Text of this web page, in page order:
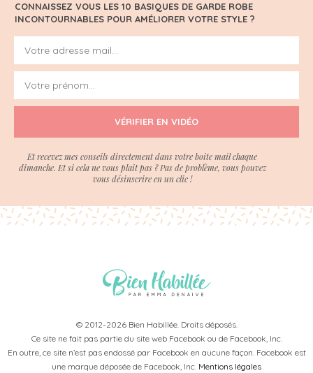
CONNAISSEZ VOUS LES 10 BASIQUES DE GARDE ROBE
INCONTOURNABLES POUR AMÉLIORER VOTRE STYLE ?
VÉRIFIER EN VIDÉO
Et recevez mes conseils directement dans votre boite mail chaque
dimanche. Et si cela ne vous plait pas ? Pas de problème, vous pouvez
vous désinscrire en un clic !
© 2012-2026 Bien Habillée. Droits déposés.
Ce site ne fait pas partie du site web Facebook ou de Facebook, Inc.
En outre, ce site n’est pas endossé par Facebook en aucune façon. Facebook est
une marque déposée de Facebook, Inc. Mentions légales